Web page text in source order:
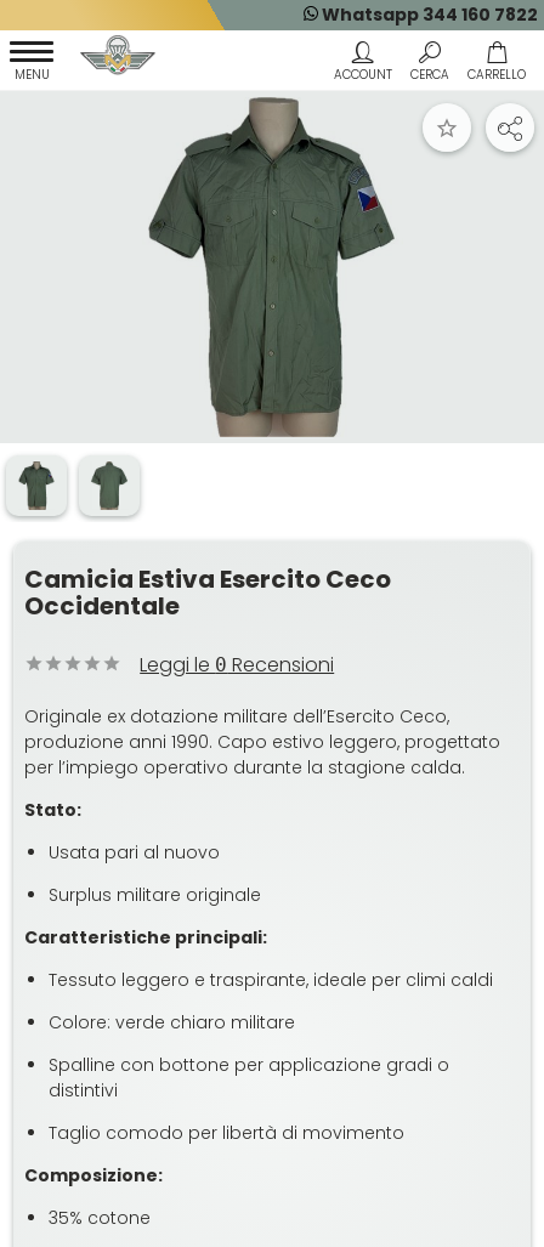
Whatsapp 344 160 7822
Camicia Estiva Esercito Ceco
Occidentale
Leggi le 0 Recensioni
Originale ex dotazione militare dell’Esercito Ceco,
produzione anni 1990. Capo estivo leggero, progettato
per l’impiego operativo durante la stagione calda.
Stato:
Usata pari al nuovo
Surplus militare originale
Caratteristiche principali:
Tessuto leggero e traspirante, ideale per climi caldi
Colore: verde chiaro militare
Spalline con bottone per applicazione gradi o
distintivi
Taglio comodo per libertà di movimento
Composizione:
35% cotone